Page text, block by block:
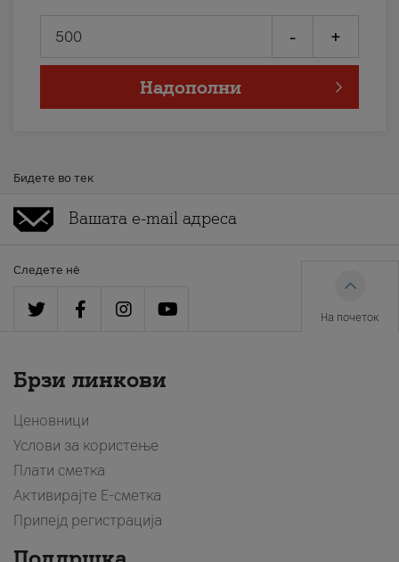
- +
Надополни
Бидете во тек
Следете нè
На почеток
Брзи линкови
Ценовници
Услови за користење
Плати сметка
Активирајте Е-сметка
Припејд регистрација